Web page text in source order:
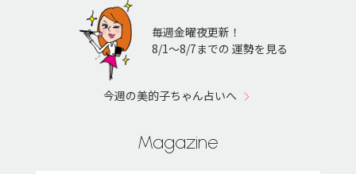
毎週金曜夜更新！
8/1〜8/7までの 運勢を見る
今週の美的子ちゃん占いへ
Magazine